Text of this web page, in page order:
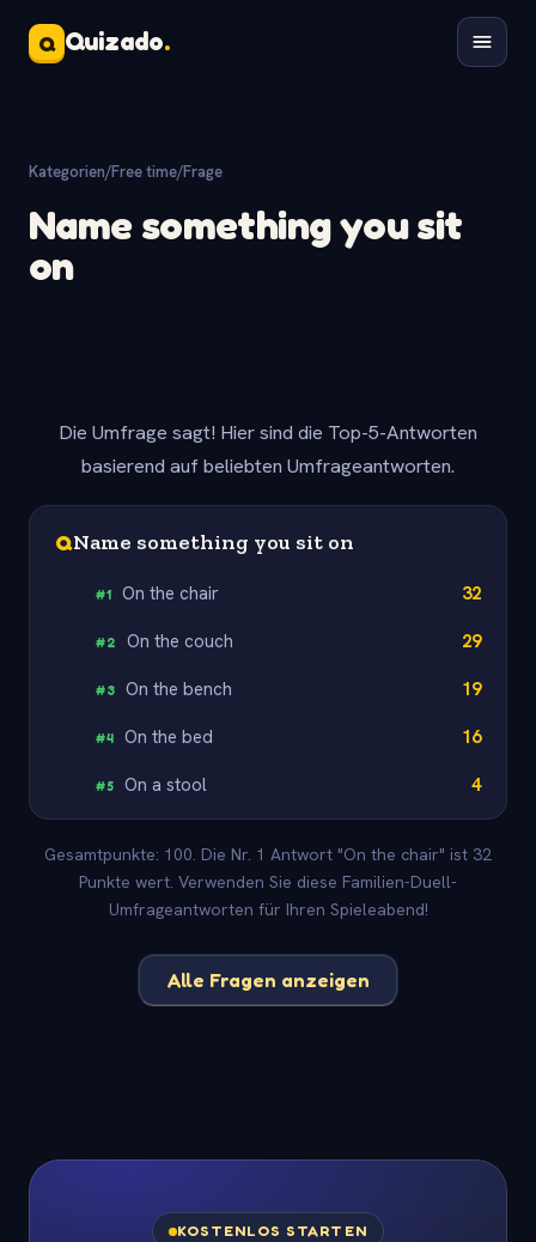
Q Quizado.
Kategorien/Free time/Frage
Name something you sit
on
Die Umfrage sagt! Hier sind die Top-5-Antworten
basierend auf beliebten Umfrageantworten.
QName something you sit on
#1 On the chair 32
#2 On the couch 29
#3 On the bench 19
#4 On the bed 16
#5 On a stool 4
Gesamtpunkte: 100. Die Nr. 1 Antwort "On the chair" ist 32
Punkte wert. Verwenden Sie diese Familien-Duell-
Umfrageantworten für Ihren Spieleabend!
Alle Fragen anzeigen
KOSTENLOS STARTEN